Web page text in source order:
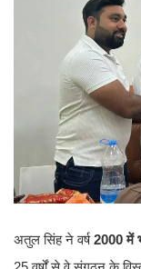
अतुल सिंह ने वर्ष2000 में